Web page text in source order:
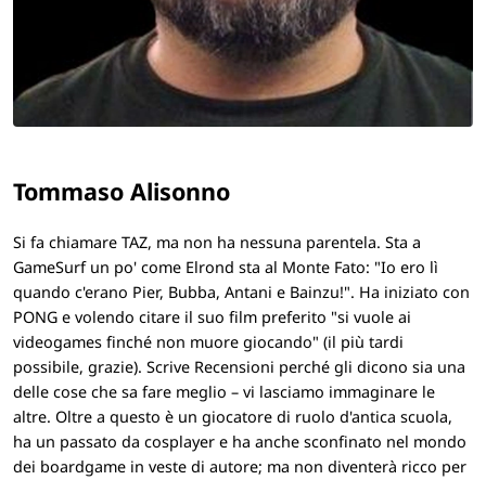
Tommaso Alisonno
Si fa chiamare TAZ, ma non ha nessuna parentela. Sta a
GameSurf un po' come Elrond sta al Monte Fato: "Io ero lì
quando c'erano Pier, Bubba, Antani e Bainzu!". Ha iniziato con
PONG e volendo citare il suo film preferito "si vuole ai
videogames finché non muore giocando" (il più tardi
possibile, grazie). Scrive Recensioni perché gli dicono sia una
delle cose che sa fare meglio – vi lasciamo immaginare le
altre. Oltre a questo è un giocatore di ruolo d'antica scuola,
ha un passato da cosplayer e ha anche sconfinato nel mondo
dei boardgame in veste di autore; ma non diventerà ricco per